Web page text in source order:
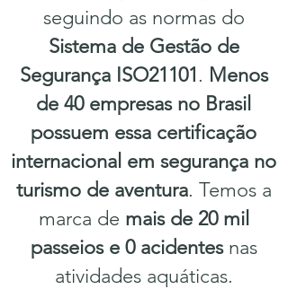
seguindo as normas do
Sistema de Gestão de
Segurança ISO21101 . Menos
de 40 empresas no Brasil
possuem essa certificação
internacional em segurança no
turismo de aventura. Temos a
marca de mais de 20 mil
passeios e 0 acidentesnas
atividades aquáticas.